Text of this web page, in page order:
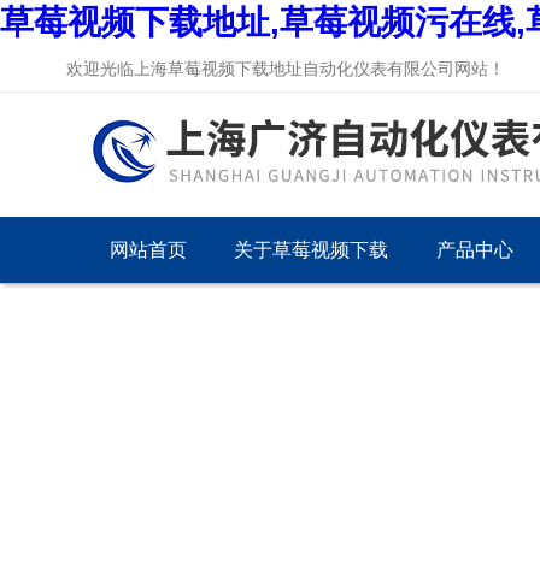
草莓视频下载地址,草莓视频污在线
欢迎光临上海草莓视频下载地址自动化仪表有限公司网站！
网站首页 关于草莓视频下载 产品中心